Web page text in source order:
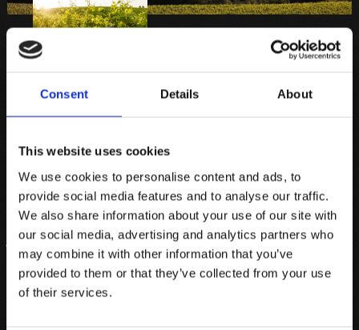
Consent Details About
This website uses cookies
We use cookies to personalise content and ads, to
provide social media features and to analyse our traffic.
We also share information about your use of our site with
our social media, advertising and analytics partners who
may combine it with other information that you’ve
provided to them or that they’ve collected from your use
of their services.
DER SCHATZ DES WEINGUTS LUCE
Harmonie der Elemente im
Herzen der Toskana
Jeden Morgen, wenn die Sonne im Osten aufgeht, erhalten die
Weinberge des Luce neue Kraft. Seine Reben wachsen entlang
der Hänge südwestlich des Ortes Montalcino. In dieser Gegend